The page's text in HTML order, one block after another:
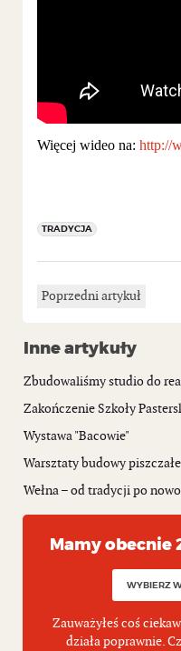
Więcej wideo na: http://
TRADYCJA
Poprzedni artykuł
Inne artykuły
Zbudowaliśmy studio do
Zakończenie Szkoły
Wystawa "Bacowie"
Warsztaty budowy
Wełna – od tradycji po
Mamy obecnie
Zauważyłeś coś
działa poprawnie.